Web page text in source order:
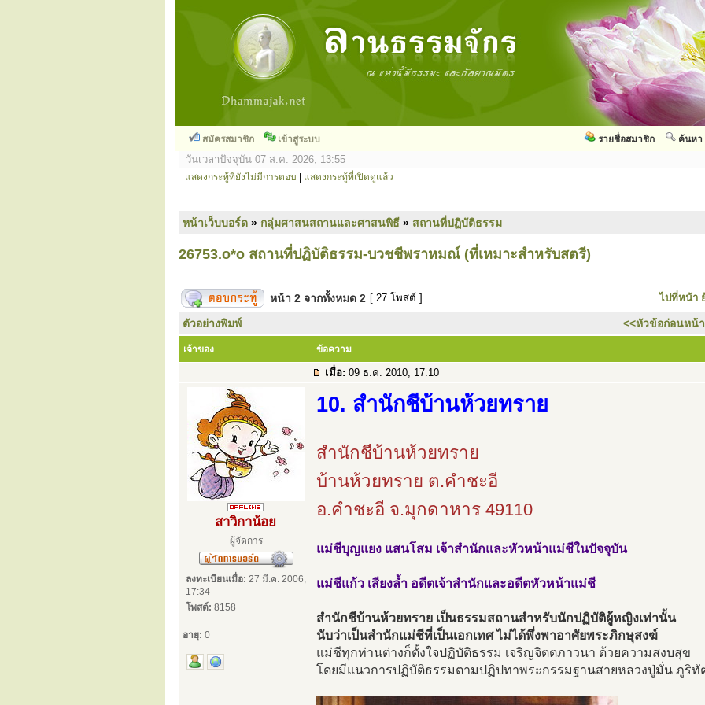
สมัครสมาชิก เข้าสู่ระบบ ค้นหา
รายชื่อสมาชิก
วันเวลาปัจจุบัน 07 ส.ค. 2026, 13:55
แสดงกระทู้ที่ยังไม่มีการตอบ แสดงกระทู้ที่เปิดดูแล้ว
หน้าเว็บบอร์ด » กลุ่มศาสนสถานและศาสนพิธี » สถานที่ปฏิบัติธรรม
26753.o*o สถานที่ปฏิบัติธรรม-บวชชีพราหมณ์ (ที่เหมาะสำหรับสตรี)
หน้า 2 จากทั้งหมด 2 [ 27 โพสต์ ] ไปที่หน้า
ตัวอย่างพิมพ์ <<หัวข้อก่อนหน้า
เจ้าของ ข้อความ
เมื่อ: 09 ธ.ค. 2010, 17:10
สาวิกาน้อย
ผู้จัดการ
ลงทะเบียนเมื่อ: 27 มี.ค. 2006,
17:34
โพสต์: 8158
อายุ: 0
10. สำนักชีบ้านห้วยทราย
สำนักชีบ้านห้วยทราย
บ้านห้วยทราย ต.คำชะอี
อ.คำชะอี จ.มุกดาหาร 49110
แม่ชีบุญแยง แสนโสม เจ้าสำนักและหัวหน้าแม่ชีในปัจจุบัน
แม่ชีแก้ว เสียงล้ำ อดีตเจ้าสำนักและอดีตหัวหน้าแม่ชี
สำนักชีบ้านห้วยทราย เป็นธรรมสถานสำหรับนักปฏิบัติผู้หญิงเท่านั้น
นับว่าเป็นสำนักแม่ชีที่เป็นเอกเทศ ไม่ได้พึ่งพาอาศัยพระภิกษุสงฆ์
แม่ชีทุกท่านต่างก็ตั้งใจปฏิบัติธรรม เจริญจิตตภาวนา ด้วยความสงบสุข
โดยมีแนวการปฏิบัติธรรมตามปฏิปทาพระกรรมฐานสายหลวงปู่มั่น ภูริทั